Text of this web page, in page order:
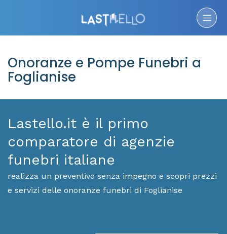
Onoranze e Pompe Funebri a
Foglianise
Lastello.it è il primo
comparatore di agenzie
funebri italiane
realizza un preventivo senza impegno e scopri prezzi
e servizi delle onoranze funebri di Foglianise